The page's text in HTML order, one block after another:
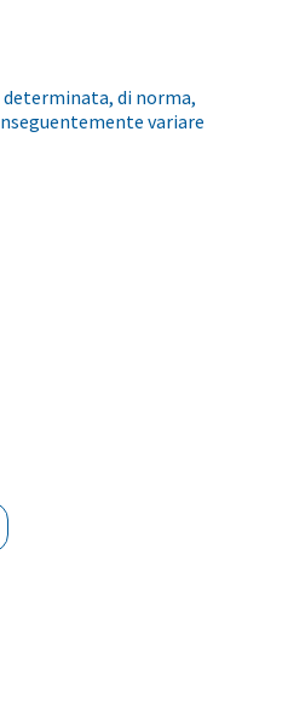
di norma,
variare